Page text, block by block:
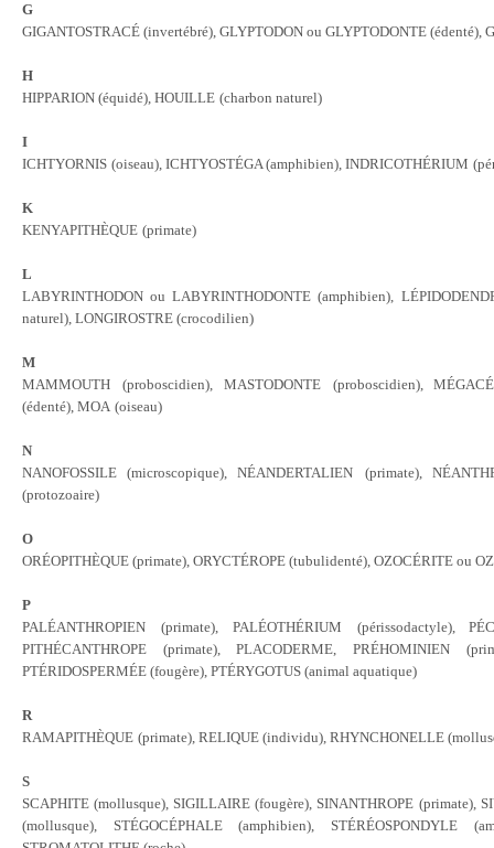
G
GIGANTOSTRACÉ (invertébré), GLYPTODON ou GLYPTODONTE (édenté),
H
HIPPARION (équidé), HOUILLE (charbon naturel)
I
ICHTYORNIS (oiseau), ICHTYOSTÉGA (amphibien), INDRICOTHÉRIUM
K
KENYAPITHÈQUE (primate)
L
LABYRINTHODON ou LABYRINTHODONTE (amphibien),
naturel), LONGIROSTRE (crocodilien)
M
MAMMOUTH
(proboscidien), MASTODONTE (proboscidien),
(édenté), MOA (oiseau)
N
NANOFOSSILE (microscopique), NÉANDERTALIEN
(primate),
(protozoaire)
O
ORÉOPITHÈQUE (primate), ORYCTÉROPE (tubulidenté), OZOCÉRITE ou
P
PALÉANTHROPIEN
(primate), PALÉOTHÉRIUM (périssodactyle),
PITHÉCANTHROPE
(primate), PLACODERME, PRÉHOMINIEN
PTÉRIDOSPERMÉE (fougère), PTÉRYGOTUS (animal aquatique)
R
RAMAPITHÈQUE (primate), RELIQUE (individu), RHYNCHONELLE
S
SCAPHITE (mollusque), SIGILLAIRE (fougère), SINANTHROPE (primate),
(mollusque), STÉGOCÉPHALE (amphibien), STÉRÉOSPONDYLE